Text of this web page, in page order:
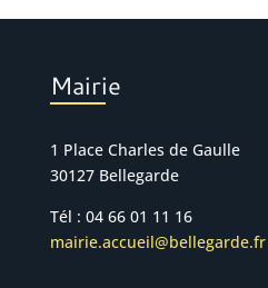
Mairie
1 Place Charles de Gaulle
30127 Bellegarde
Tél : 04 66 01 11 16
mairie.accueil@bellegarde.fr